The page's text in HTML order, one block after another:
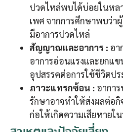
ปวดไหล่พบได้บ่อยในหล
เพศ จากการศึกษาพบว่
มีอาการปวดไหล่
สัญญาณและอาการ : อา
อาการอ่อนแรงและยกแ
อุปสรรคต่อการใช้ชีวิตป
ภาวะแทรกซ้อน : อากา
รักษาอาจทำให้ส่งผลต่อ
ก่อให้เกิดความเสียหายใ